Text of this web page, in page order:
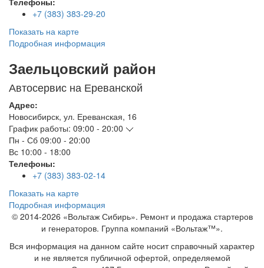
+7 (383) 383-29-20
Показать на карте
Подробная информация
Заельцовский район
Автосервис на Ереванской
Адрес:
Новосибирск, ул. Ереванская, 16
График работы: 09:00 - 20:00
Пн - Сб 09:00 - 20:00
Вс 10:00 - 18:00
Телефоны:
+7 (383) 383-02-14
Показать на карте
Подробная информация
© 2014-2026 «Вольтаж Сибирь». Ремонт и продажа стартеров
и генераторов. Группа компаний «Вольтаж™».
Вся информация на данном сайте носит справочный характер
и не является публичной офертой, определяемой